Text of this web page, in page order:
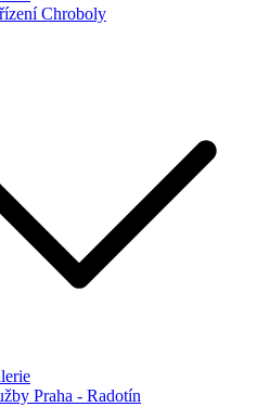
Chroboly
Praha - Radotín